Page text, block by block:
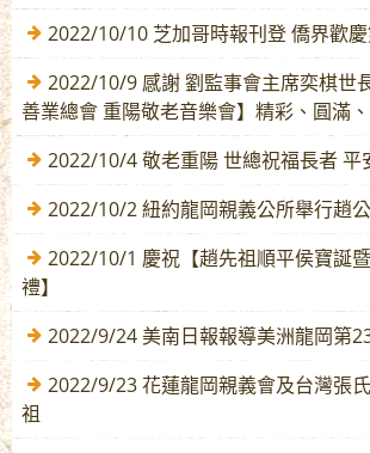
2022/10/10 芝加哥時報刊登 僑界歡
2022/10/9 感謝 劉監事會主席奕棋世
善業總會 重陽敬老音樂會】精彩、圓滿、
2022/10/4 敬老重陽 世總祝福長者 平
2022/10/2 紐約龍岡親義公所舉行趙
2022/10/1 慶祝【趙先祖順平侯寶誕
禮】
2022/9/24 美南日報報導美洲龍岡第
2022/9/23 花蓮龍岡親義會及台灣張
祖